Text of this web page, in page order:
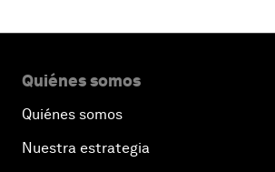
Quiénes somos
Quiénes somos
Nuestra estrategia